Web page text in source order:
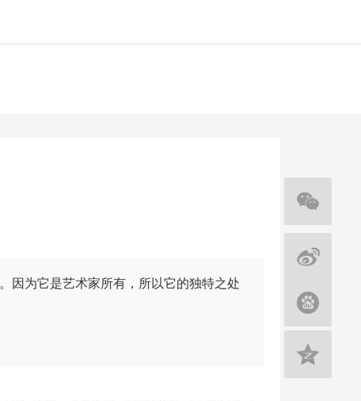
因为它是艺术家所有，所以它的独特之处